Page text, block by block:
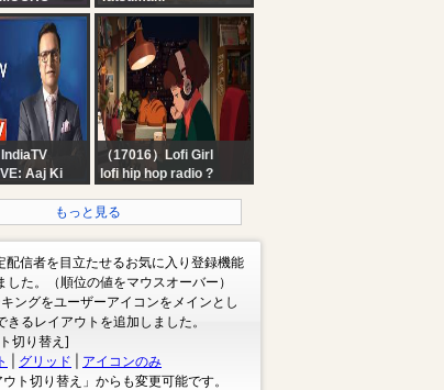
07 de
BTR VITALITY VS PRO
ESPORTS GAME OF
FUTURE
#mlbbidcreator
IndiaTV
Aaj Ki
Protest
Session |
（17016）Lofi Girl
lofi hip hop radio ?
もっと見る
配信者を目立たせるお気に入り登録機能
した。（順位の値をマウスオーバー）
ングをユーザーアイコンをメインとし
きるレイアウトを追加しました。
切り替え]
グリッド
アイコンのみ
ト切り替え」からも変更可能です。